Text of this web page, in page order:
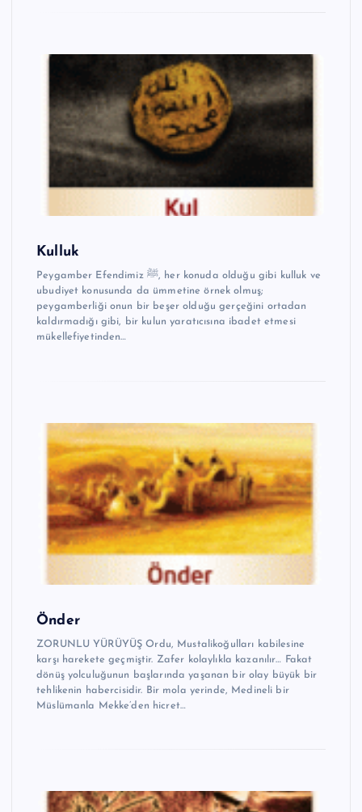
Kulluk
Peygamber Efendimiz ﷺ, her konuda olduğu gibi kulluk ve
ubudiyet konusunda da ümmetine örnek olmuş;
peygamberliği onun bir beşer olduğu gerçeğini ortadan
kaldırmadığı gibi, bir kulun yaratıcısına ibadet etmesi
mükellefiyetinden…
Önder
ZORUNLU YÜRÜYÜŞ Ordu, Mustalikoğulları kabilesine
karşı harekete geçmiştir. Zafer kolaylıkla kazanılır… Fakat
dönüş yolculuğunun başlarında yaşanan bir olay büyük bir
tehlikenin habercisidir. Bir mola yerinde, Medineli bir
Müslümanla Mekke’den hicret…